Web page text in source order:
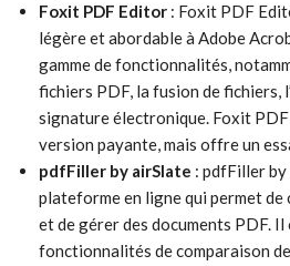
Foxit PDF Editor : Foxit PDF
légère et abordable à Adobe
gamme de fonctionnalités,
fichiers PDF, la fusion de fichiers,
signature électronique. Foxit
version payante, mais offre un
pdfFiller by airSlate : pdfFiller
plateforme en ligne qui permet de
et de gérer des documents PDF.
fonctionnalités de comparaison